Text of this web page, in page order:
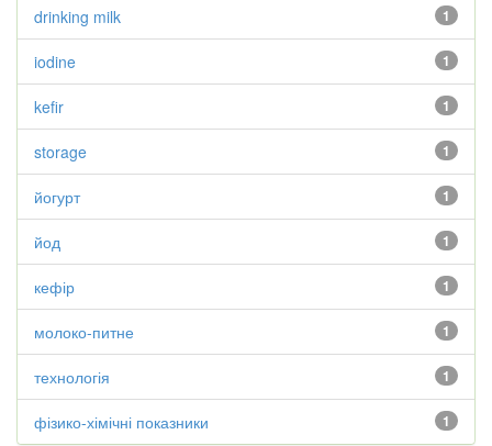
1
drinking milk
1
iodine
1
kefir
1
storage
1
йогурт
1
йод
1
кефір
1
молоко-питне
1
технологія
1
фізико-хімічні показники